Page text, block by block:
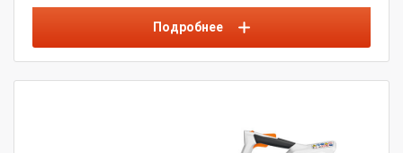
Подробнее